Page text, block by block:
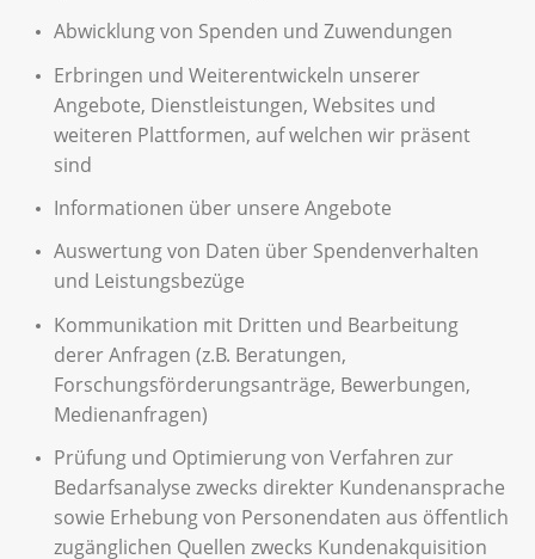
Abwicklung von Spenden und Zuwendungen
Erbringen und Weiterentwickeln unserer
Angebote, Dienstleistungen, Websites und
weiteren Plattformen, auf welchen wir präsent
sind
Informationen über unsere Angebote
Auswertung von Daten über Spendenverhalten
und Leistungsbezüge
Kommunikation mit Dritten und Bearbeitung
derer Anfragen (z.B. Beratungen,
Forschungsförderungsanträge, Bewerbungen,
Medienanfragen)
Prüfung und Optimierung von Verfahren zur
Bedarfsanalyse zwecks direkter Kundenansprache
sowie Erhebung von Personendaten aus öffentlich
zugänglichen Quellen zwecks Kundenakquisition